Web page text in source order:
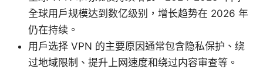
全球用户规模达到数亿级别，增长趋势在 2026 年
仍在持续。
用户选择 VPN 的主要原因通常包含隐私保护、绕
过地域限制、提升上网速度和绕过内容审查等。